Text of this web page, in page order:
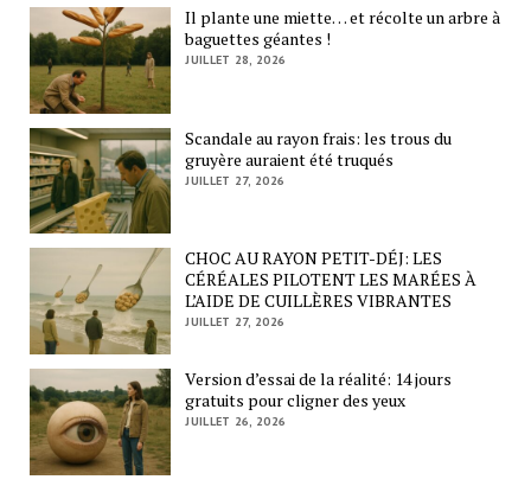
Il plante une miette… et récolte un arbre à
baguettes géantes !
JUILLET 28, 2026
Scandale au rayon frais: les trous du
gruyère auraient été truqués
JUILLET 27, 2026
CHOC AU RAYON PETIT-DÉJ: LES
CÉRÉALES PILOTENT LES MARÉES À
L’AIDE DE CUILLÈRES VIBRANTES
JUILLET 27, 2026
Version d’essai de la réalité: 14 jours
gratuits pour cligner des yeux
JUILLET 26, 2026